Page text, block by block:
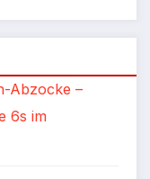
Abzocke –
6s im